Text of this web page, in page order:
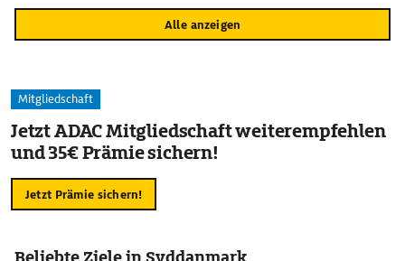
Alle anzeigen
Mitgliedschaft
Jetzt ADAC Mitgliedschaft weiterempfehlen
und 35€ Prämie sichern!
Jetzt Prämie sichern!